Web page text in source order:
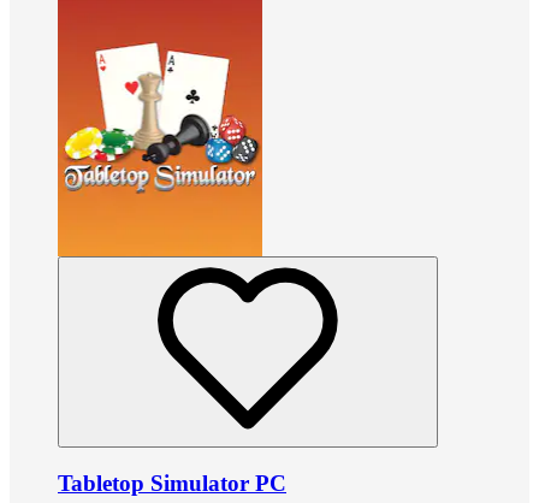
Tabletop Simulator PC